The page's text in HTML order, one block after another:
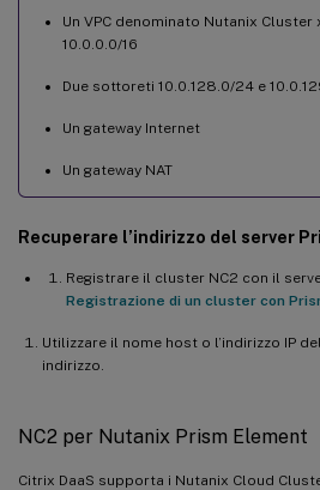
-
Microsoft.Network/
Microsoft.Network/
Microsoft.Storage/
Microsoft.Storage/
Microsoft.Storage/
Un VPC denominato Nutanix
10.0.0.0/16
Due sottoreti 10.0.128.0/24 e
Un gateway Internet
Un gateway NAT
Recuperare l’indirizzo del server
Registrare il cluster NC2 con il
Registrazione di un cluster con
Utilizzare il nome host o l’indirizzo IP
indirizzo.
NC2 per Nutanix Prism Element
Citrix DaaS supporta i Nutanix Cloud